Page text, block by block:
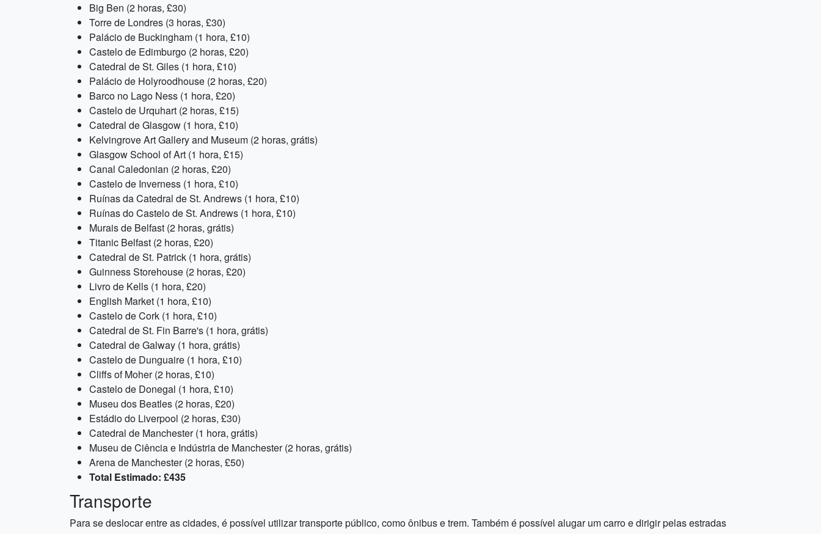
Big Ben (2 horas, £30)
Torre de Londres (3 horas, £30)
Palácio de Buckingham (1 hora, £10)
Castelo de Edimburgo (2 horas, £20)
Catedral de St. Giles (1 hora, £10)
Palácio de Holyroodhouse (2 horas, £20)
Barco no Lago Ness (1 hora, £20)
Castelo de Urquhart (2 horas, £15)
Catedral de Glasgow (1 hora, £10)
Kelvingrove Art Gallery and Museum (2 horas, grátis)
Glasgow School of Art (1 hora, £15)
Canal Caledonian (2 horas, £20)
Castelo de Inverness (1 hora, £10)
Ruínas da Catedral de St. Andrews (1 hora, £10)
Ruínas do Castelo de St. Andrews (1 hora, £10)
Murais de Belfast (2 horas, grátis)
Titanic Belfast (2 horas, £20)
Catedral de St. Patrick (1 hora, grátis)
Guinness Storehouse (2 horas, £20)
Livro de Kells (1 hora, £20)
English Market (1 hora, £10)
Castelo de Cork (1 hora, £10)
Catedral de St. Fin Barre's (1 hora, grátis)
Catedral de Galway (1 hora, grátis)
Castelo de Dunguaire (1 hora, £10)
Cliffs of Moher (2 horas, £10)
Castelo de Donegal (1 hora, £10)
Museu dos Beatles (2 horas, £20)
Estádio do Liverpool (2 horas, £30)
Catedral de Manchester (1 hora, grátis)
Museu de Ciência e Indústria de Manchester (2 horas, grátis)
Arena de Manchester (2 horas, £50)
Total Estimado: £435
Transporte
Para se deslocar entre as cidades, é possível utilizar transporte público, como ônibus e trem. Também é possível alugar um carro e dirigir pelas estradas